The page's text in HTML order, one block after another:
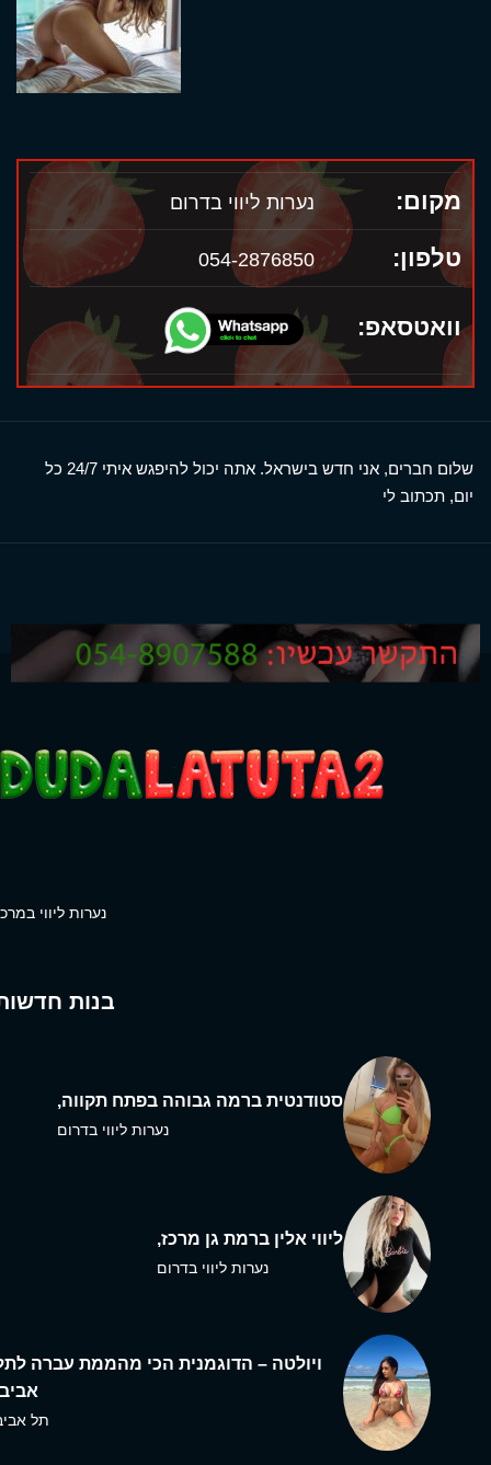
מקום: נערות ליווי בדרום
טלפון: 054-2876850
וואטסאפ:
שלום חברים, אני חדש בישראל. אתה יכול להיפגש איתי 24/7 כל
יום, תכתוב לי
נערות ליווי
בנות
סטודנטית ברמה גבוהה בפתח תקווה,
נערות ליווי בדרום
ליווי אלין ברמת גן מרכז,
נערות ליווי בדרום
ויולטה – הדוגמנית הכי מהממת עברה
תל